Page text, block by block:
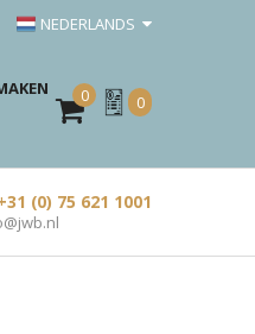
NEDERLANDS
0
Mijn
Offerte
0
(0) 75 621 1001